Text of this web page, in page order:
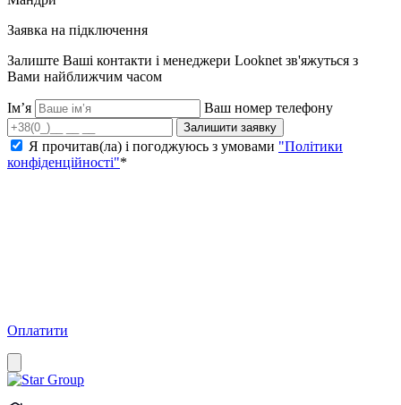
Заявка на підключення
Залиште Ваші контакти і менеджери Looknet зв'яжуться з
Вами найближчим часом
Ім’я Ваш номер телефону
Залишити заявку
Я прочитав(ла) і погоджуюсь з умовами "Політики
конфіденційності"*
Оплатити